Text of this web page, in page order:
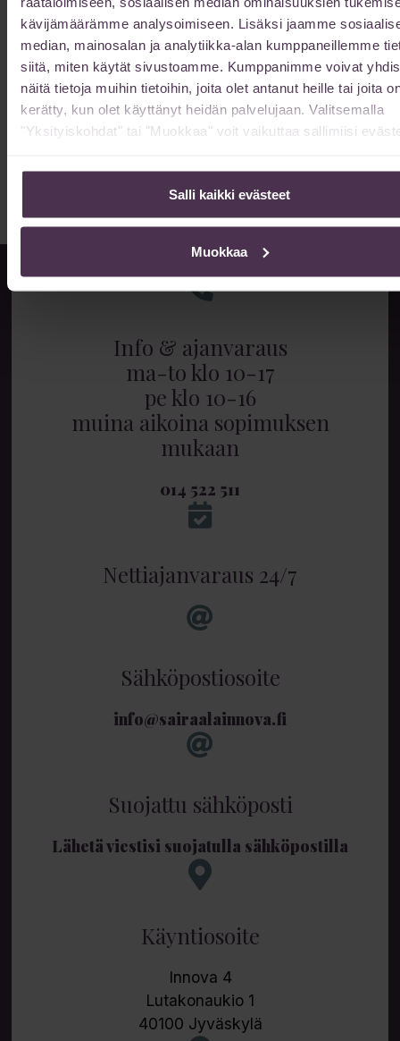
kävijämäärämme analysoimiseen. Lisäksi jaamme
median, mainosalan ja analytiikka-alan kumppaneillemme
siitä, miten käytät sivustoamme. Kumppanimme voivat
näitä tietoja muihin tietoihin, joita olet antanut heille tai joita
kerätty, kun olet käyttänyt heidän palvelujaan. Valitsemalla
"Yksityiskohdat" tai "Muokkaa" voit vaikuttaa sallimiisi
Salli kaikki evästeet
Muokkaa
Lue lisää »
Kuinka kauan vatsan muotoilun toipuminen
kestää?
13/02/2026
Info & ajanvaraus
ma-to klo 10-17
pe klo 10-16
muina aikoina sopimuksen
mukaan
014 522 511
Nettiajanvaraus 24/7
Sähköpostiosoite
info@sairaalainnova.fi
Suojattu sähköposti
Lähetä viestisi suojatulla sähköpostilla
Käyntiosoite
Innova 4
Lutakonaukio 1
40100 Jyväskylä